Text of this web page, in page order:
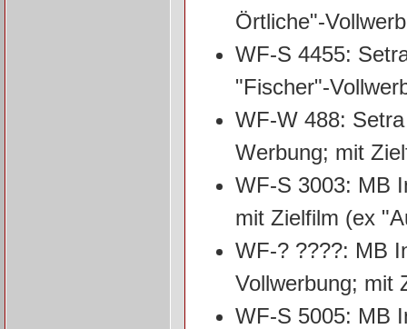
Örtliche"-
WF-S 4455:
"Fischer"-
WF-W 488:
Werbung; mit
WF-S 3003: MB
mit Zielfilm (ex
WF-? ????: MB
Vollwerbung; mit
WF-S 5005: MB